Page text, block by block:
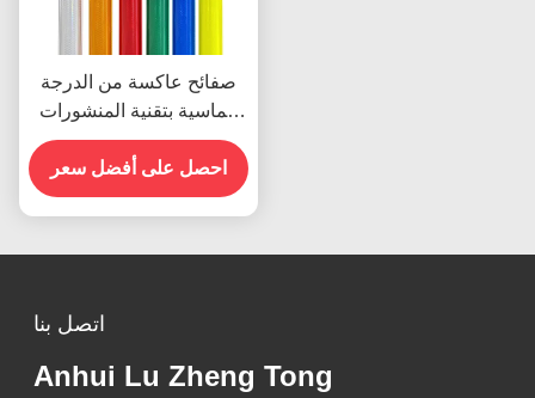
صفائح عاكسة من الدرجة
الماسية بتقنية المنشورات
الدقيقة لعمر خدمة 10
سنوات
احصل على أفضل سعر
اتصل بنا
Anhui Lu Zheng Tong